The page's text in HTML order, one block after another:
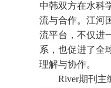
中韩双方在水科
流与合作。江河
流平台，不仅进
系，也促进了全
理解与协作。
River期刊主